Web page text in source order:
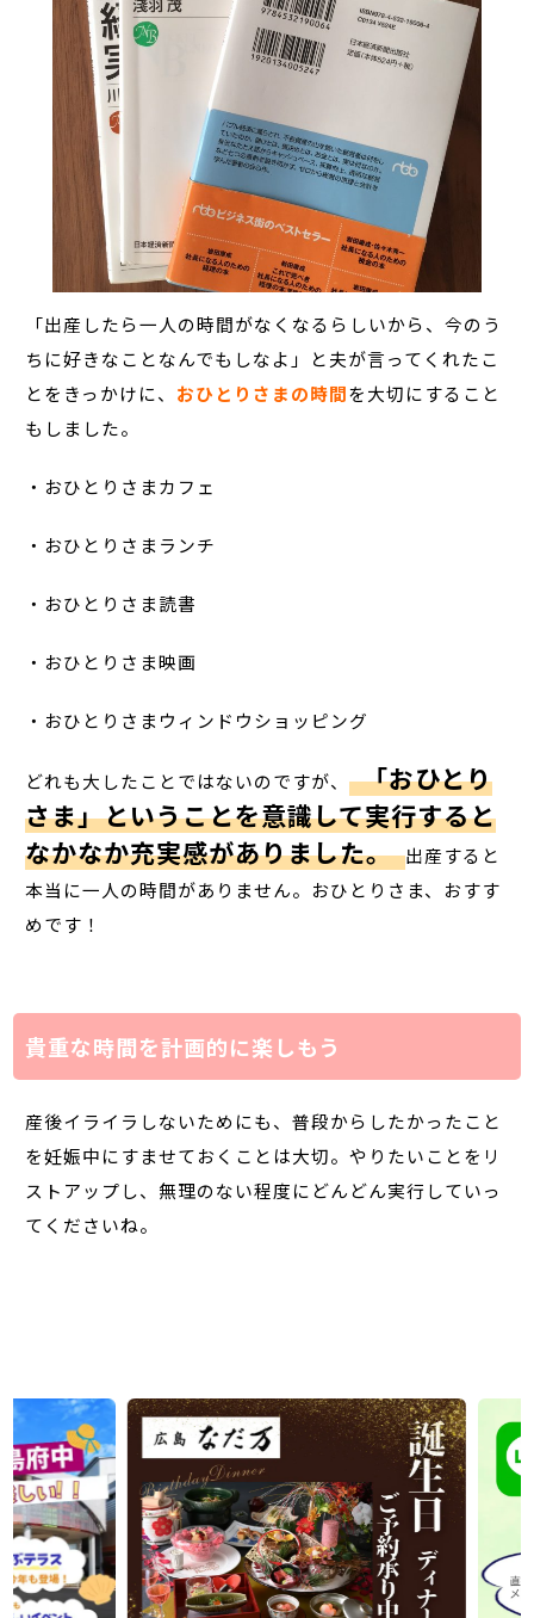
「出産したら一人の時間がなくなるらしいから、今のう
ちに好きなことなんでもしなよ」と夫が言ってくれたこ
とをきっかけに、 おひとりさまの時間を大切にすること
もしました。
・おひとりさまカフェ
・おひとりさまランチ
・おひとりさま読書
・おひとりさま映画
・おひとりさまウィンドウショッピング
どれも大したことではないのですが、 「おひとり
さま」ということを意識して実行すると
なかなか充実感がありました。 出産すると
本当に一人の時間がありません。おひとりさま、おすす
めです！
貴重な時間を計画的に楽しもう
産後イライラしないためにも、普段からしたかったこと
を妊娠中にすませておくことは大切。やりたいことをリ
ストアップし、無理のない程度にどんどん実行していっ
てくださいね。